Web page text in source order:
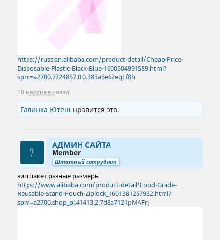
https://russian.alibaba.com/product-detail/Cheap-Price-
Disposable-Plastic-Black-Blue-1600504991589.html?
spm=a2700.7724857.0.0.383a5e62eqLf8h
10 месяцев назад
Галинка Ютеш нравится это.
АДМИН САЙТА
Member
Штатный сотрудник
зип пакет разные размеры
https://www.alibaba.com/product-detail/Food-Grade-
Reusable-Stand-Pouch-Ziplock_1601381257932.html?
spm=a2700.shop_pl.41413.2.7d8a7121pMAFrj